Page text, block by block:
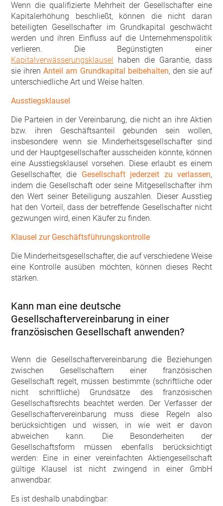
Wenn die qualifizierte Mehrheit der Gesellschafter eine
Kapitalerhöhung beschließt, können die nicht daran
beteiligten Gesellschafter im Grundkapital geschwächt
werden und ihren Einfluss auf die Unternehmenspolitik
verlieren. Die Begünstigten einer
Kapitalverwässerungsklausel haben die Garantie, dass
sie ihrenAnteil am Grundkapital beibehalten, den sie auf
unterschiedliche Art und Weise halten.
Ausstiegsklausel
Die Parteien in der Vereinbarung, die nicht an ihre Aktien
bzw. ihren Geschäftsanteil gebunden sein wollen,
insbesondere wenn sie Minderheitsgesellschafter sind
und der Hauptgesellschafter ausscheiden könnte, können
eine Ausstiegsklausel vorsehen. Diese erlaubt es einem
Gesellschafter, die Gesellschaft jederzeit zu verlassen,
indem die Gesellschaft oder seine Mitgesellschafter ihm
den Wert seiner Beteiligung auszahlen. Dieser Ausstieg
hat den Vorteil, dass der betreffende Gesellschafter nicht
gezwungen wird, einen Käufer zu finden.
Klausel zur Geschäftsführungskontrolle
Die Minderheitsgesellschafter, die auf verschiedene Weise
eine Kontrolle ausüben möchten, können dieses Recht
stärken.
Kann man eine deutsche
Gesellschaftervereinbarung in einer
französischen Gesellschaft anwenden?
Wenn die Gesellschaftervereinbarung die Beziehungen
zwischen Gesellschaftern einer französischen
Gesellschaft regelt, müssen bestimmte (schriftliche oder
nicht schriftliche) Grundsätze des französischen
Gesellschaftsrechts beachtet werden. Der Verfasser der
Gesellschaftervereinbarung muss diese Regeln also
berücksichtigen und wissen, in wie weit er davon
abweichen kann. Die Besonderheiten der
Gesellschaftsform müssen ebenfalls berücksichtigt
werden: Eine in einer vereinfachten Aktiengesellschaft
gültige Klausel ist nicht zwingend in einer GmbH
anwendbar.
Es ist deshalb unabdingbar: